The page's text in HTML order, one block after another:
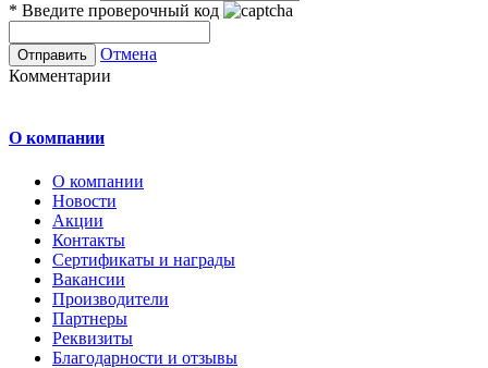
* Введите проверочный код
Отмена
Комментарии
О компании
О компании
Новости
Акции
Контакты
Сертификаты и награды
Вакансии
Производители
Партнеры
Реквизиты
Благодарности и отзывы